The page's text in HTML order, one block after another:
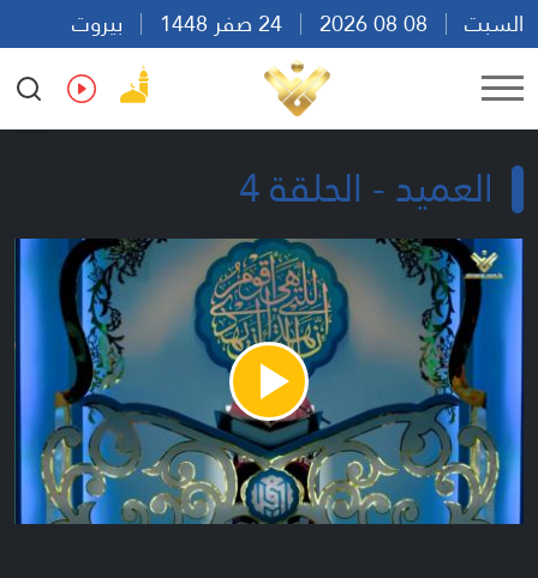
السبت
بيروت
06:09
Ar En Fr Es
العميد - الحلقة 4
Play
Video